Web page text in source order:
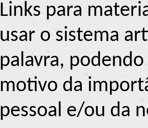
Links para
usar o sistema
palavra,
motivo da
pessoal e/ou da